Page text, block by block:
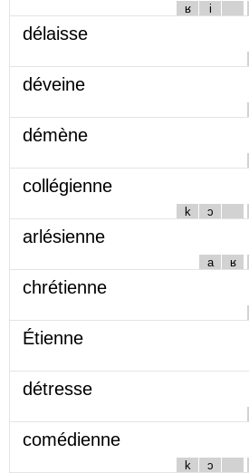
ʁ i
délaisse
déveine
démène
collégienne
k ɔ
arlésienne
a ʁ
chrétienne
Étienne
détresse
comédienne
k ɔ